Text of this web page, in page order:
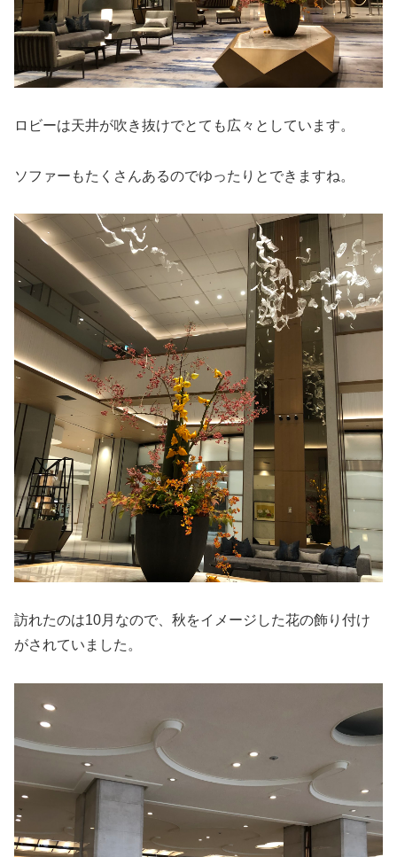
ロビーは天井が吹き抜けでとても広々としています。
ソファーもたくさんあるのでゆったりとできますね。
訪れたのは10月なので、秋をイメージした花の飾り付け
がされていました。